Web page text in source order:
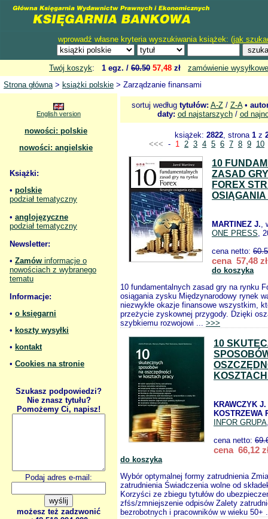
wprowadź własne kryteria wyszukiwania książek: (jak
Twój koszyk: 1 egz. / 60.50 57,48 zł
zamówienie
Strona główna> książki polskie > Zarządzanie finansami
English version
nowości: polskie
nowości: angielskie
Książki:
• polskie
podział tematyczny
• anglojęzyczne
podział tematyczny
Newsletter:
• Zamów informacje o
nowościach z wybranego
tematu
Informacje:
• o księgarni
• koszty wysyłki
• kontakt
• Cookies na stronie
Szukasz podpowiedzi?
Nie znasz tytułu?
Pomożemy Ci, napisz!
Podaj adres e-mail:
możesz też zadzwonić
sortuj według tytułów: A-Z/ Z-A•
daty: od najstarszych/ od
książek: 2822, strona 1 z
<<< - 1 2 3 4 5 6 7 8 9 10
10
ZASAD
FOREX
MARTINEZ J.,
ONE PRESS,
cena netto:
cena 57,48 zł
do koszyka
10 fundamentalnych zasad gry na rynku
osiągania zysku Międzynarodowy rynek
niezwykłe okazje finansowe wszystkim,
przeżycie zyskownej przygody. Dzięki
szybkiemu rozwojowi ... >>>
10
KRAWCZYK
KOSTRZEWA
INFOR GRUPA
cena netto:
cena 66,12
do koszyka
Wybór optymalnej formy zatrudnienia
zatrudnienia Świadczenia wolne od
Korzyści ze zbiegu tytułów do
zfśs/zmniejszenie odpisów Zalety
bezrobotnych i pracowników w wieku 50+